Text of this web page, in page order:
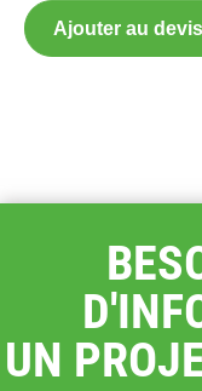
Ajouter au devis
UN